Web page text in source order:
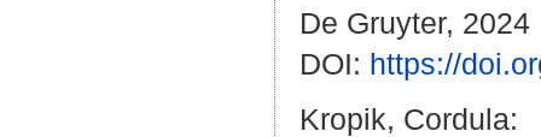
De Gruyter,
DOI: https://
Kropik, Cordula: